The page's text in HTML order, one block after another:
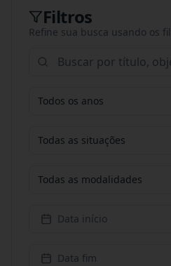
Filtros
Refine sua busca usando os
Todos os anos
Todas as situações
Todas as modalidades
Data início
Data fim